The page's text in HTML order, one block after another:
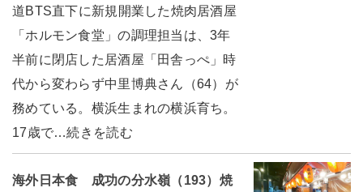
道BTS直下に新規開業した焼肉居酒屋
「ホルモン食堂」の調理担当は、3年
半前に閉店した居酒屋「田舎っぺ」時
代から変わらず中里博典さん（64）が
務めている。横浜生まれの横浜育ち。
17歳で…続きを読む
海外日本食 成功の分水嶺（193）焼